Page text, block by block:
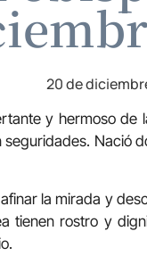
20 de
y hermoso de
seguridades. Nació
la mirada y
tienen rostro y